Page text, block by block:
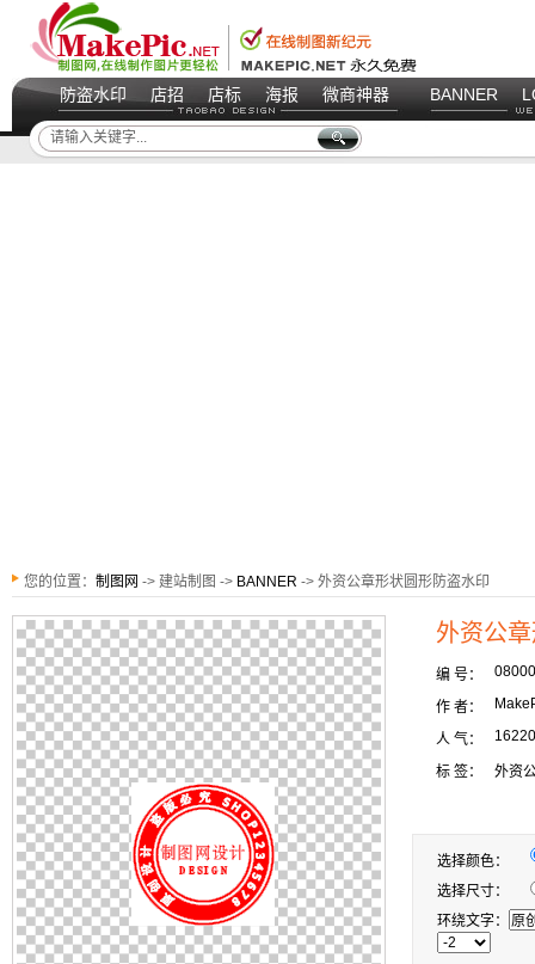
防盗水印 店招 店标 海报 微商神器 BANNER
您的位置： 制图网 -> 建站制图 -> BANNER -> 外资公章形状圆形防盗水印
外资公
编 号：
作 者：
人 气：
标 签： 外资
选择颜色：
选择尺寸：
环绕文字：